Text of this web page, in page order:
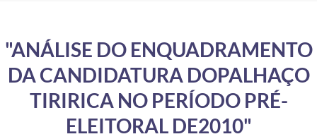
Controladoria-Geral da União
"ANÁLISE DO ENQUADRAMENTO
DA CANDIDATURA DOPALHAÇO
TIRIRICA NO PERÍODO PRÉ-
ELEITORAL DE2010"